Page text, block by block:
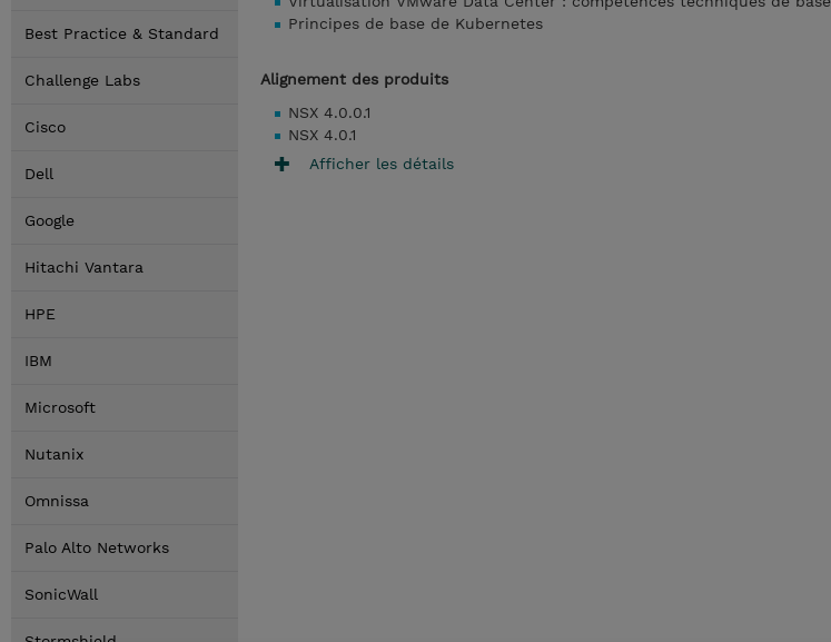
Best Practice & Standard
Challenge Labs
Cisco
Dell
Google
Hitachi Vantara
HPE
IBM
Microsoft
Nutanix
Omnissa
Palo Alto Networks
SonicWall
Principes de base de Kubernetes
Alignement des produits
NSX 4.0.0.1
NSX 4.0.1
Afficher les détails